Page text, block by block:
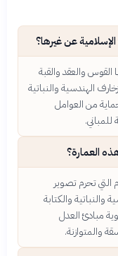
الإسلامية عن غيرها؟
القوس والعقد والقبة
الهندسية والنباتية
من العوامل
العمارة؟
التي تحرم تصوير
والنباتية والكتابة
مبادئ العدل
والمتوازنة.